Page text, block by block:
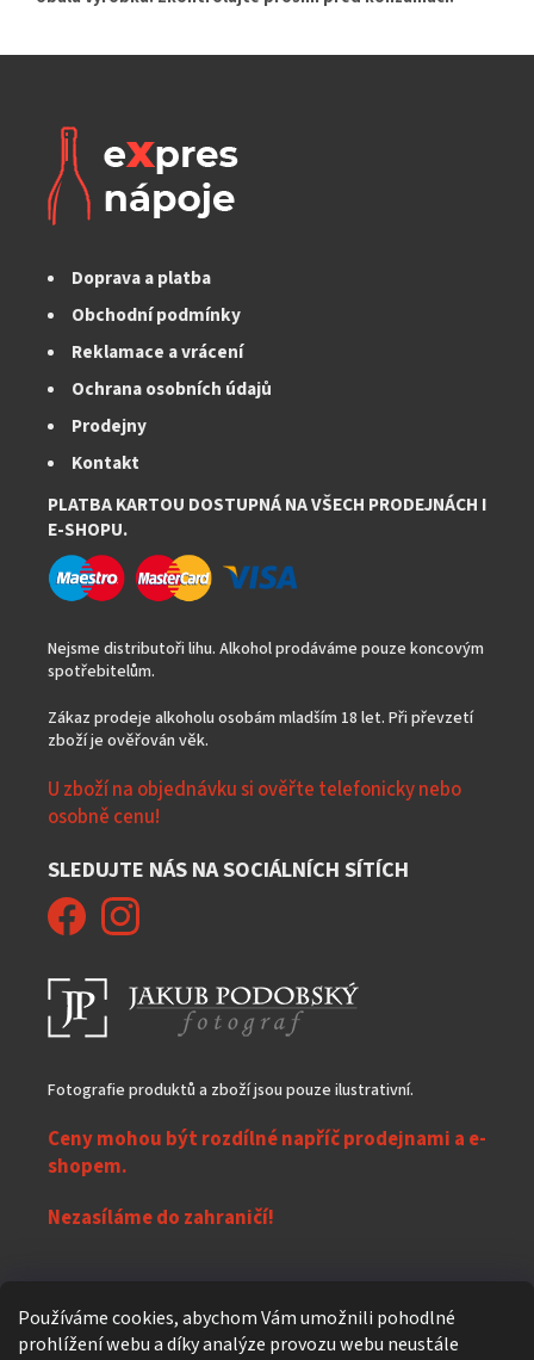
Používáme cookies, abychom Vám umožnili pohodlné
prohlížení webu a díky analýze provozu webu neustále
Doprava a platba
Obchodní podmínky
Reklamace a vrácení
Ochrana osobních údajů
Prodejny
Kontakt
PLATBA KARTOU DOSTUPNÁ NA VŠECH PRODEJNÁCH I
E-SHOPU.
Nejsme distributoři lihu. Alkohol prodáváme pouze koncovým
spotřebitelům.
Zákaz prodeje alkoholu osobám mladším 18 let. Při převzetí
zboží je ověřován věk.
U zboží na objednávku si ověřte telefonicky nebo
osobně cenu!
SLEDUJTE NÁS NA SOCIÁLNÍCH SÍTÍCH
Fotografie produktů a zboží jsou pouze ilustrativní.
Ceny mohou být rozdílné napříč prodejnami a e-
shopem.
Nezasíláme do zahraničí!